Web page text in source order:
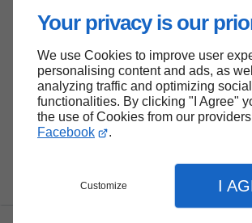
Your privacy is our
We use Cookies to improve user
personalising content and ads, as
analyzing traffic and optimizing
functionalities. By clicking "I Agree"
the use of Cookies from our providers
Facebook
.
Customize I
Mentions légales
Haut de page